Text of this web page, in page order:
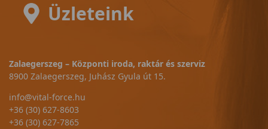
Üzleteink
Zalaegerszeg – Központi iroda, raktár és szerviz
8900 Zalaegerszeg, Juhász Gyula út 15.
info@vital-force.hu
+36 (30) 627-8603
+36 (30) 627-7865